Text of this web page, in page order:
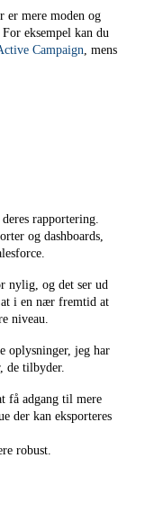
er mere moden og
eksempel kan du
Campaign , mens
rapportering.
og dashboards,
nylig, og det ser ud
i en nær fremtid at
niveau.
oplysninger, jeg har
de tilbyder.
få adgang til mere
der kan eksporteres
robust.